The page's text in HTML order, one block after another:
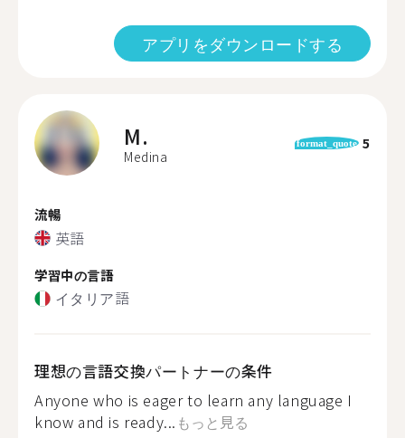
アプリをダウンロードする
M.
Medina
format_quote 5
流暢
英語
学習中の言語
イタリア語
理想の言語交換パートナーの条件
Anyone who is eager to learn any language I
know and is ready... もっと見る